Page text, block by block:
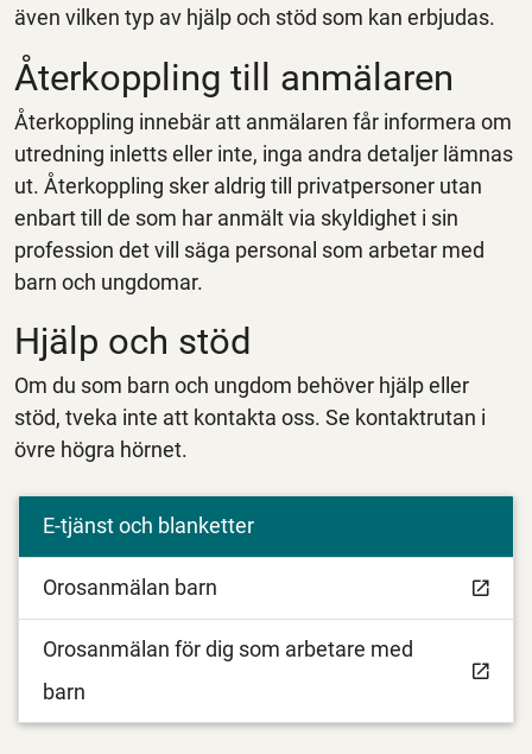
även vilken typ av hjälp och stöd som kan erbjudas.
Återkoppling till anmälaren
Återkoppling innebär att anmälaren får informera om
utredning inletts eller inte, inga andra detaljer lämnas
ut. Återkoppling sker aldrig till privatpersoner utan
enbart till de som har anmält via skyldighet i sin
profession det vill säga personal som arbetar med
barn och ungdomar.
Hjälp och stöd
Om du som barn och ungdom behöver hjälp eller
stöd, tveka inte att kontakta oss. Se kontaktrutan i
övre högra hörnet.
E-tjänst och blanketter
Orosanmälan barn
Orosanmälan för dig som arbetare med
barn